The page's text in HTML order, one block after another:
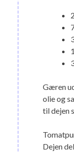
Gæren
olie og
til dejen
Dejen